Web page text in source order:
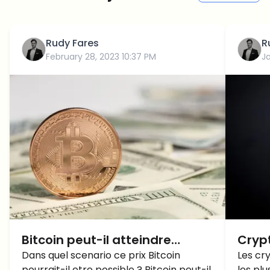
Rudy Fares
February 28, 2023 10:37 PM
Bitcoin peut-il atteindre
$1,000,000 ?
Dans quel scenario ce prix Bitcoin
Les